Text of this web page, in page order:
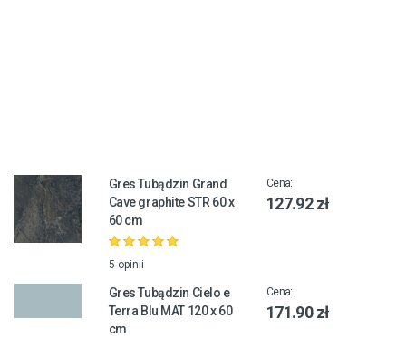
Gres Tubądzin Grand
Cave graphite STR 60 x
60 cm
5 opinii
Cena:
127.92 zł
Gres Tubądzin Cielo e
Terra Blu MAT 120 x 60
cm
Cena:
171.90 zł